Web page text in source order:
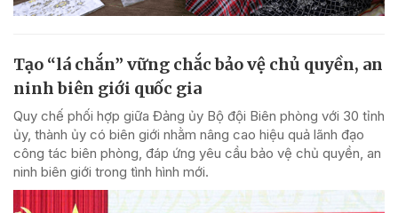
Tạo “lá chắn” vững chắc bảo vệ chủ quyền, an
ninh biên giới quốc gia
Quy chế phối hợp giữa Đảng ủy Bộ đội Biên phòng với 30 tỉnh
ủy, thành ủy có biên giới nhằm nâng cao hiệu quả lãnh đạo
công tác biên phòng, đáp ứng yêu cầu bảo vệ chủ quyền, an
ninh biên giới trong tình hình mới.